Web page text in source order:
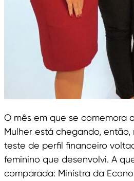
O mês em que se comemora
Mulher está chegando,
teste de perfil financeiro
feminino que desenvolvi. A
comparada: Ministra da